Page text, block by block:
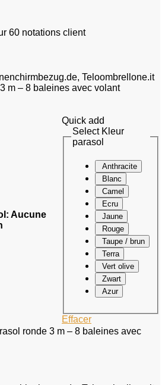
60 notations client
m – 8 baleines avec volant
: Aucune
Quick add
Select Kleur
parasol
Anthracite
Blanc
Camel
Ecru
Jaune
Rouge
Taupe / brun
Terra
Vert olive
Zwart
Azur
Effacer
ronde 3 m – 8 baleines avec